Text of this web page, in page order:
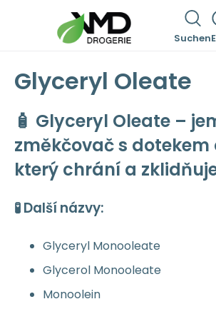
Suchen
Glyceryl Oleate
🧴 Glyceryl Oleate –
změkčovač s dotekem
který chrání a
🧪 Další názvy:
Glyceryl Monooleate
Glycerol Monooleate
Monoolein